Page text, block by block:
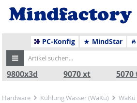
PC-Konfig MindStar
9800x3d 9070 xt 5070
Hardware Kühlung Wasser (WaKü) WaKü